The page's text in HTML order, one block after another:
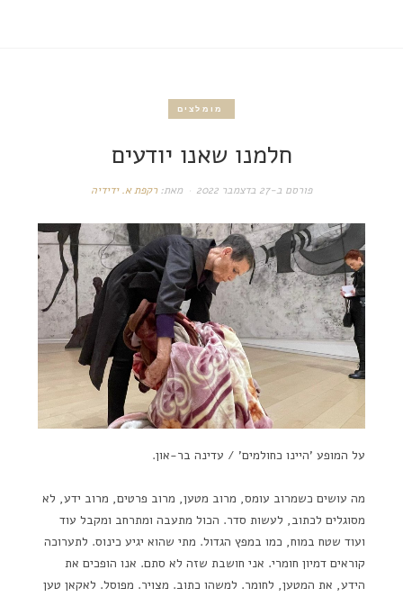
מומלצים
חלמנו שאנו יודעים
פורסם ב-27 בדצמבר 2022 מאת:רקפת א. ידידיה
על המופע 'היינו כחולמים' / עדינה בר-און.
מה עושים כשמרוב עומס, מרוב מטען, מרוב פרטים, מרוב ידע, לא
מסוגלים לכתוב, לעשות סדר. הכול מתעבה ומתרחב ומקבל עוד
ועוד שטח במוח, כמו במפץ הגדול. מתי שהוא יגיע כינוס. לתערוכה
קוראים דמיון חומרי. אני חושבת שזה לא סתם. אנו הופכים את
הידע, את המטען, לחומר. למשהו כתוב. מצויר. מפוסל. לאקאן טען